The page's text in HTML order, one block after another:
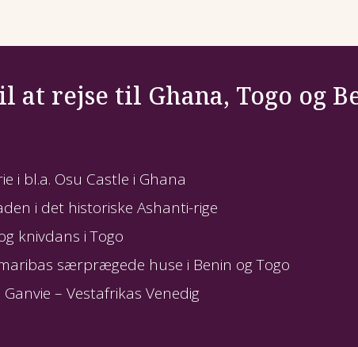
kyst,
Guldkysten. Det
Osu Castle, og vi
Daniel Kumah
at rejse til Ghana, Togo og
i bl.a. Osu Castle i Ghana
i det historiske Ashanti-rige
knivdans i Togo
særprægede huse i Benin og Togo
– Vestafrikas Venedig